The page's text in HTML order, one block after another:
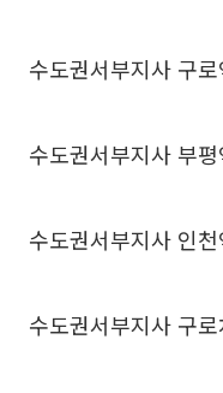
수도권서부지사 구
수도권서부지사 부
수도권서부지사 인
수도권서부지사 구